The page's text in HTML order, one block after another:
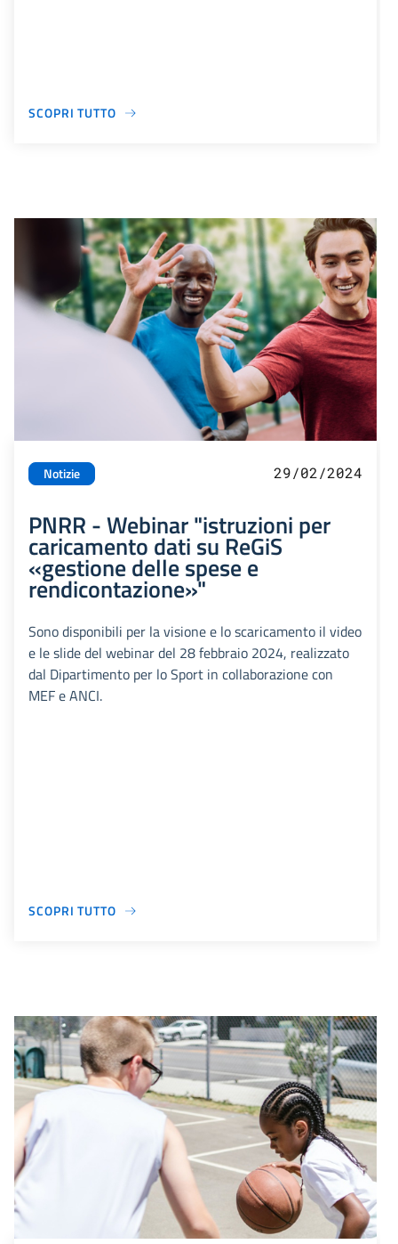
SCOPRI TUTTO
Notizie 29/02/2024
PNRR - Webinar "istruzioni per
caricamento dati su ReGiS
«gestione delle spese e
rendicontazione»"
Sono disponibili per la visione e lo scaricamento il video
e le slide del webinar del 28 febbraio 2024, realizzato
dal Dipartimento per lo Sport in collaborazione con
MEF e ANCI.
SCOPRI TUTTO